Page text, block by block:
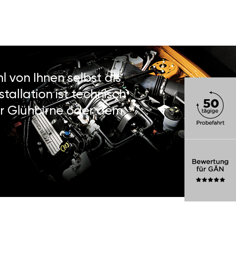
von Ihnen selbst als
ist technisch
Glühbirne oder dem